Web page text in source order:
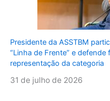
Presidente da ASSTBM
“Linha de Frente” e
representação da categoria
31 de julho de 2026